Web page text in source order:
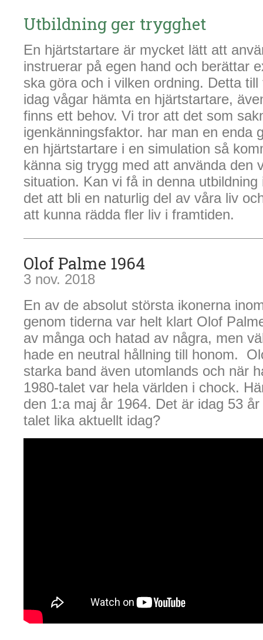
Utbildning ger trygghet
En hjärtstartare är mycket lätt att
instruerar på egen hand och berättar
ska göra och i vilken ordning. Detta
idag vågar hämta en hjärtstartare,
finns ett behov. Vi tror att det som
igenkänningsfaktor. har man en enda
en hjärtstartare i en simulation så
känna sig trygg med att använda den
situation. Kan vi få in denna
det att bli en naturlig del av våra liv
att kunna rädda fler liv i framtiden.
Olof Palme 1964
3 nov. 2018
En av de absolut största ikonerna
genom tiderna var helt klart Olof
av många och hatad av några, men
hade en neutral hållning till honom.
starka band även utomlands och när
1980-talet var hela världen i chock.
den 1:a maj år 1964. Det är idag 53
talet lika aktuellt idag?